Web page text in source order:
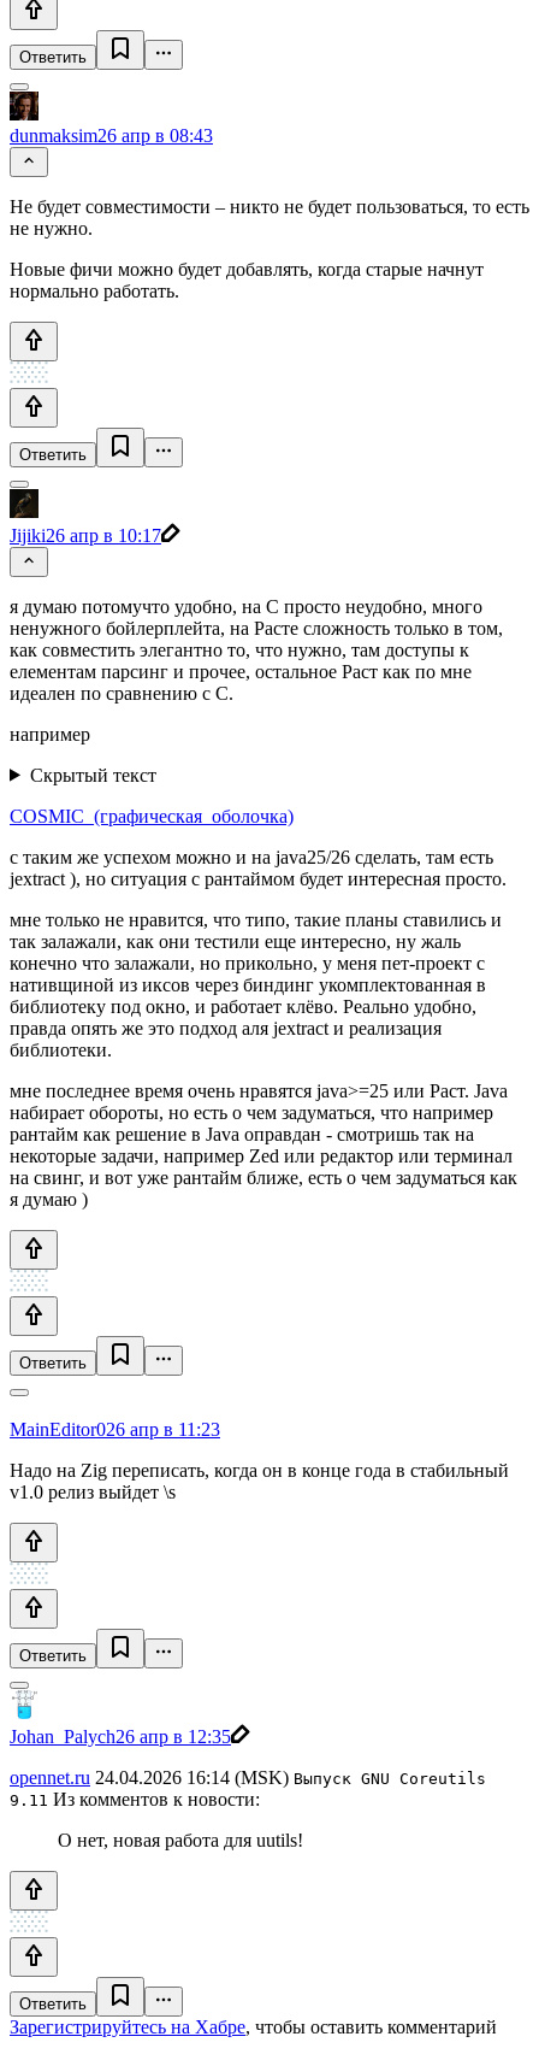
Ответить
dunmaksim26 апр в 08:43
Не будет совместимости – никто не будет пользоваться, то есть
не нужно.
Новые фичи можно будет добавлять, когда старые начнут
нормально работать.
Ответить
Jijiki26 апр в 10:17
я думаю потомучто удобно, на С просто неудобно, много
ненужного бойлерплейта, на Расте сложность только в том,
как совместить элегантно то, что нужно, там доступы к
елементам парсинг и прочее, остальное Раст как по мне
идеален по сравнению с С.
например
Скрытый текст
COSMIC_(графическая_оболочка)
с таким же успехом можно и на java25/26 сделать, там есть
jextract ), но ситуация с рантаймом будет интересная просто.
мне только не нравится, что типо, такие планы ставились и
так залажали, как они тестили еще интересно, ну жаль
конечно что залажали, но прикольно, у меня пет-проект с
нативщиной из иксов через биндинг укомплектованная в
библиотеку под окно, и работает клёво. Реально удобно,
правда опять же это подход аля jextract и реализация
библиотеки.
мне последнее время очень нравятся java>=25 или Раст. Java
набирает обороты, но есть о чем задуматься, что например
рантайм как решение в Java оправдан - смотришь так на
некоторые задачи, например Zed или редактор или терминал
на свинг, и вот уже рантайм ближе, есть о чем задуматься как
я думаю )
Ответить
MainEditor026 апр в 11:23
Надо на Zig переписать, когда он в конце года в стабильный
v1.0 релиз выйдет \s
Ответить
Johan_Palych26 апр в 12:35
opennet.ru 24.04.2026 16:14 (MSK) Выпуск GNU Coreutils
9.11 Из комментов к новости:
О нет, новая работа для uutils!
Ответить
Зарегистрируйтесь на Хабре, чтобы оставить комментарий